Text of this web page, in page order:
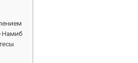
Намиб